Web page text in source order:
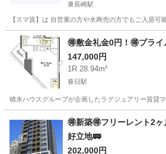
東長崎駅
【スマ賃】は 自営業の方や水商売の方でもご入居
東京 豊島区 東長崎駅 アパート 物
🉐敷金礼金0円！🉐プラ
147,000円
1R 28.94m²
春日駅
積水ハウスグループが企画したラグジュアリー賃貸
春日駅 マンション
🉐新築🉐フリーレント2
好立地🚃
202,000円